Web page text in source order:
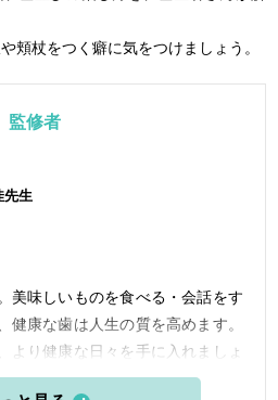
頬杖をつく癖に気をつけましょう。
監修者
先生
美味しいものを食べる・会話をす
康な歯は人生の質を高めます。
より健康な日々を手に入れましょ